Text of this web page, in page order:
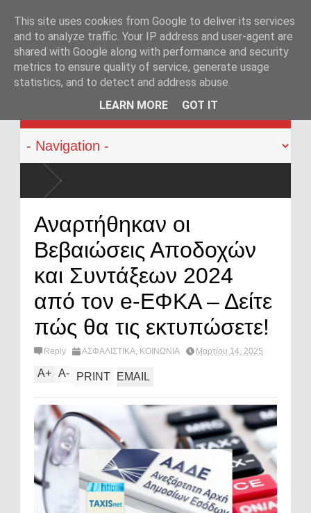
KATEHACKER
Αναρτήθηκαν οι
Βεβαιώσεις Αποδοχών
και Συντάξεων 2024
από τον e-ΕΦΚΑ – Δείτε
πώς θα τις εκτυπώσετε!
Reply ΑΣΦΑΛΙΣΤΙΚΑ, ΚΟΙΝΩΝΙΑ Μαρτίου 14, 2025
A+ A- PRINT EMAIL
This site uses cookies from Google to deliver its services
and to analyze traffic. Your IP address and user-agent are
shared with Google along with performance and security
metrics to ensure quality of service, generate usage
statistics, and to detect and address abuse.
LEARN MORE
GOT IT